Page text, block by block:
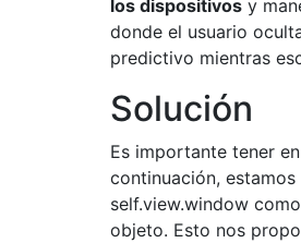
los dispositivos y
donde el usuario
predictivo mientras
Solución
Es importante tener
continuación, estamos
self.view.window
objeto. Esto nos